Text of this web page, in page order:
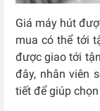
Giá máy hút
mua có thể tới
được giao tới
đây, nhân viên
tiết để giúp